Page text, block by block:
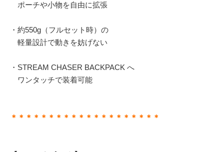
ポーチや小物を自由に拡張
・約550g（フルセット時）の
軽量設計で動きを妨げない
・STREAM CHASER BACKPACK へ
ワンタッチで装着可能
＊＊＊＊＊＊＊＊＊＊＊＊＊＊＊＊＊＊＊＊